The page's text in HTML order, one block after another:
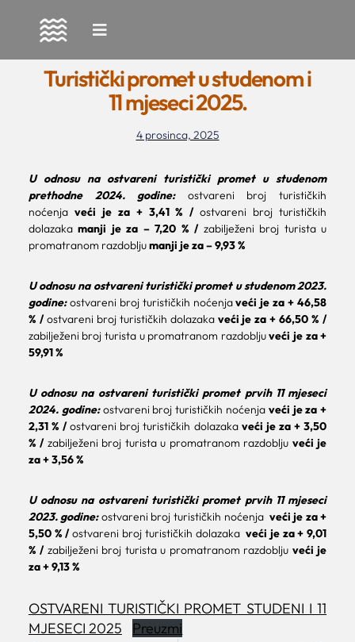
to
contentTuristički promet u studenom i
11 mjeseci 2025.
4 prosinca, 2025
U odnosu na ostvareni turistički promet u studenom
prethodne 2024. godine:ostvareni broj turističkih
noćenjaveći je za + 3,41 % /ostvareni broj turističkih
dolazakamanji je za – 7,20 % /zabilježeni broj turista u
promatranom razdobljumanji je za – 9,93 %
U odnosu na ostvareni turistički promet u studenom 2023.
godine:ostvareni broj turističkih noćenjaveći je za + 46,58
% /ostvareni broj turističkih dolazaka veći je za + 66,50 % /
zabilježeni broj turista u promatranom razdobljuveći je za +
59,91 %
U odnosu na ostvareni turistički promet prvih 11 mjeseci
2024. godine:ostvareni broj turističkih noćenja veći je za +
2,31 % /ostvareni broj turističkih dolazakaveći je za + 3,50
% /zabilježeni broj turista u promatranom razdoblju veći je
za+ 3,56 %
U odnosu na ostvareni turistički promet prvih 11 mjeseci
2023. godine:ostvareni broj turističkih noćenja veći je za +
5,50 % /ostvareni broj turističkih dolazakaveći je za + 9,01
% /zabilježeni broj turista u promatranom razdoblju veći je
za + 9,13 %
OSTVARENI TURISTIČKI PROMET STUDENI I 11
MJESECI 2025
Preuzmi